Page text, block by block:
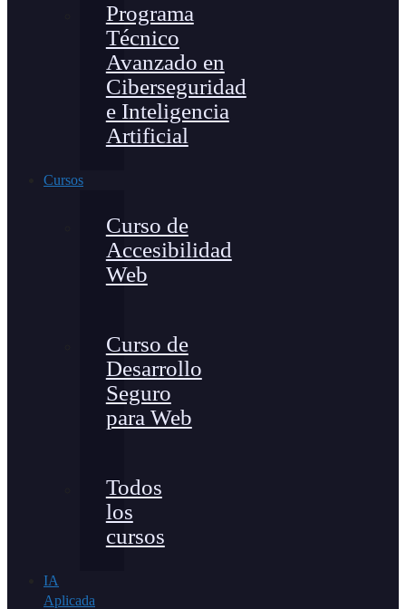
Programa
Técnico
Avanzado en
Ciberseguridad
e Inteligencia
Artificial
Cursos
Curso de
Accesibilidad
Web
Curso de
Desarrollo
Seguro
para Web
Todos
los
cursos
IA
Aplicada